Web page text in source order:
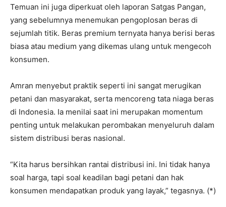
Temuan ini juga diperkuat oleh laporan Satgas Pangan,
yang sebelumnya menemukan pengoplosan beras di
sejumlah titik. Beras premium ternyata hanya berisi beras
biasa atau medium yang dikemas ulang untuk mengecoh
konsumen.
Amran menyebut praktik seperti ini sangat merugikan
petani dan masyarakat, serta mencoreng tata niaga beras
di Indonesia. Ia menilai saat ini merupakan momentum
penting untuk melakukan perombakan menyeluruh dalam
sistem distribusi beras nasional.
“Kita harus bersihkan rantai distribusi ini. Ini tidak hanya
soal harga, tapi soal keadilan bagi petani dan hak
konsumen mendapatkan produk yang layak,” tegasnya. (*)